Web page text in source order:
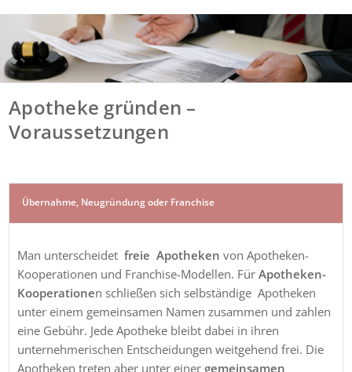
Apotheke gründen –
Voraussetzungen
Übernahme, Neugründung oder Franchise
Man unterscheidetfreie Apotheken von Apotheken-
Kooperationen und Franchise-Modellen. FürApotheken-
Kooperationen schließen sich selbständige Apotheken
unter einem gemeinsamen Namen zusammen und zahlen
eine Gebühr. Jede Apotheke bleibt dabei in ihren
unternehmerischen Entscheidungen weitgehend frei. Die
Apotheken treten aber unter einergemeinsamen